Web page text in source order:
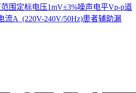
围定标电压1mV±3%噪声电平Vp-p道
流A (220V-240V/50Hz)患者辅助漏